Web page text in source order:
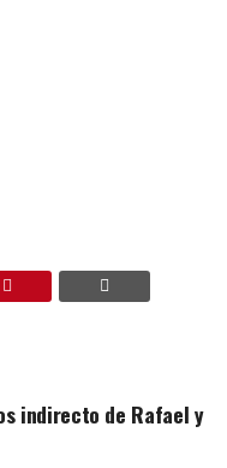
indirecto de Rafael y